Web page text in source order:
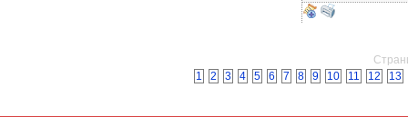
1
2 3 4 5 6 7 8 9 10 11 12 13